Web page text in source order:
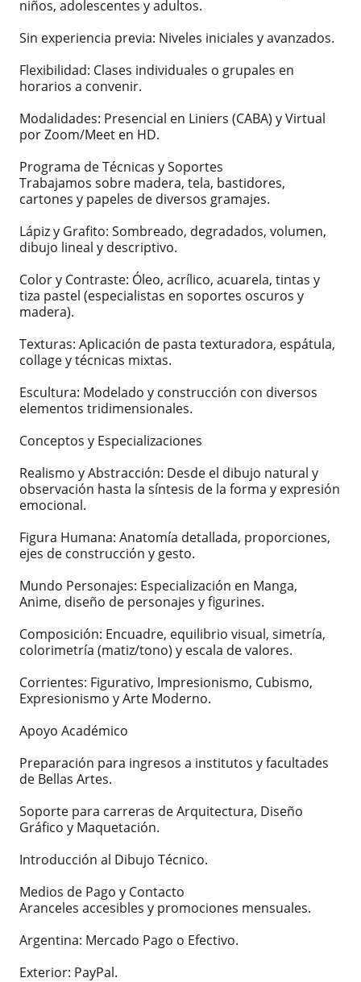
niños, adolescentes y adultos.
Sin experiencia previa: Niveles iniciales y avanzados.
Flexibilidad: Clases individuales o grupales en
horarios a convenir.
Modalidades: Presencial en Liniers (CABA) y Virtual
por Zoom/Meet en HD.
Programa de Técnicas y Soportes
Trabajamos sobre madera, tela, bastidores,
cartones y papeles de diversos gramajes.
Lápiz y Grafito: Sombreado, degradados, volumen,
dibujo lineal y descriptivo.
Color y Contraste: Óleo, acrílico, acuarela, tintas y
tiza pastel (especialistas en soportes oscuros y
madera).
Texturas: Aplicación de pasta texturadora, espátula,
collage y técnicas mixtas.
Escultura: Modelado y construcción con diversos
elementos tridimensionales.
Conceptos y Especializaciones
Realismo y Abstracción: Desde el dibujo natural y
observación hasta la síntesis de la forma y expresión
emocional.
Figura Humana: Anatomía detallada, proporciones,
ejes de construcción y gesto.
Mundo Personajes: Especialización en Manga,
Anime, diseño de personajes y figurines.
Composición: Encuadre, equilibrio visual, simetría,
colorimetría (matiz/tono) y escala de valores.
Corrientes: Figurativo, Impresionismo, Cubismo,
Expresionismo y Arte Moderno.
Apoyo Académico
Preparación para ingresos a institutos y facultades
de Bellas Artes.
Soporte para carreras de Arquitectura, Diseño
Gráfico y Maquetación.
Introducción al Dibujo Técnico.
Medios de Pago y Contacto
Aranceles accesibles y promociones mensuales.
Argentina: Mercado Pago o Efectivo.
Exterior: PayPal.